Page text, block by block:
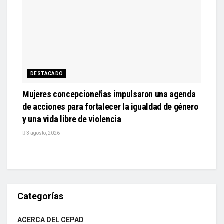
DESTACADO
Mujeres concepcioneñas impulsaron una agenda
de acciones para fortalecer la igualdad de género
y una vida libre de violencia
3 agosto, 2026
Categorías
ACERCA DEL CEPAD